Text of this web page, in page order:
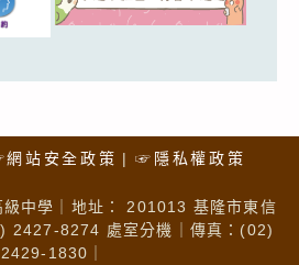
站安全政策 ☞隱私權政策
中學｜地址： 201013 基隆市東信
2427-8274 處室分機｜傳真：(02)
2429-1830｜